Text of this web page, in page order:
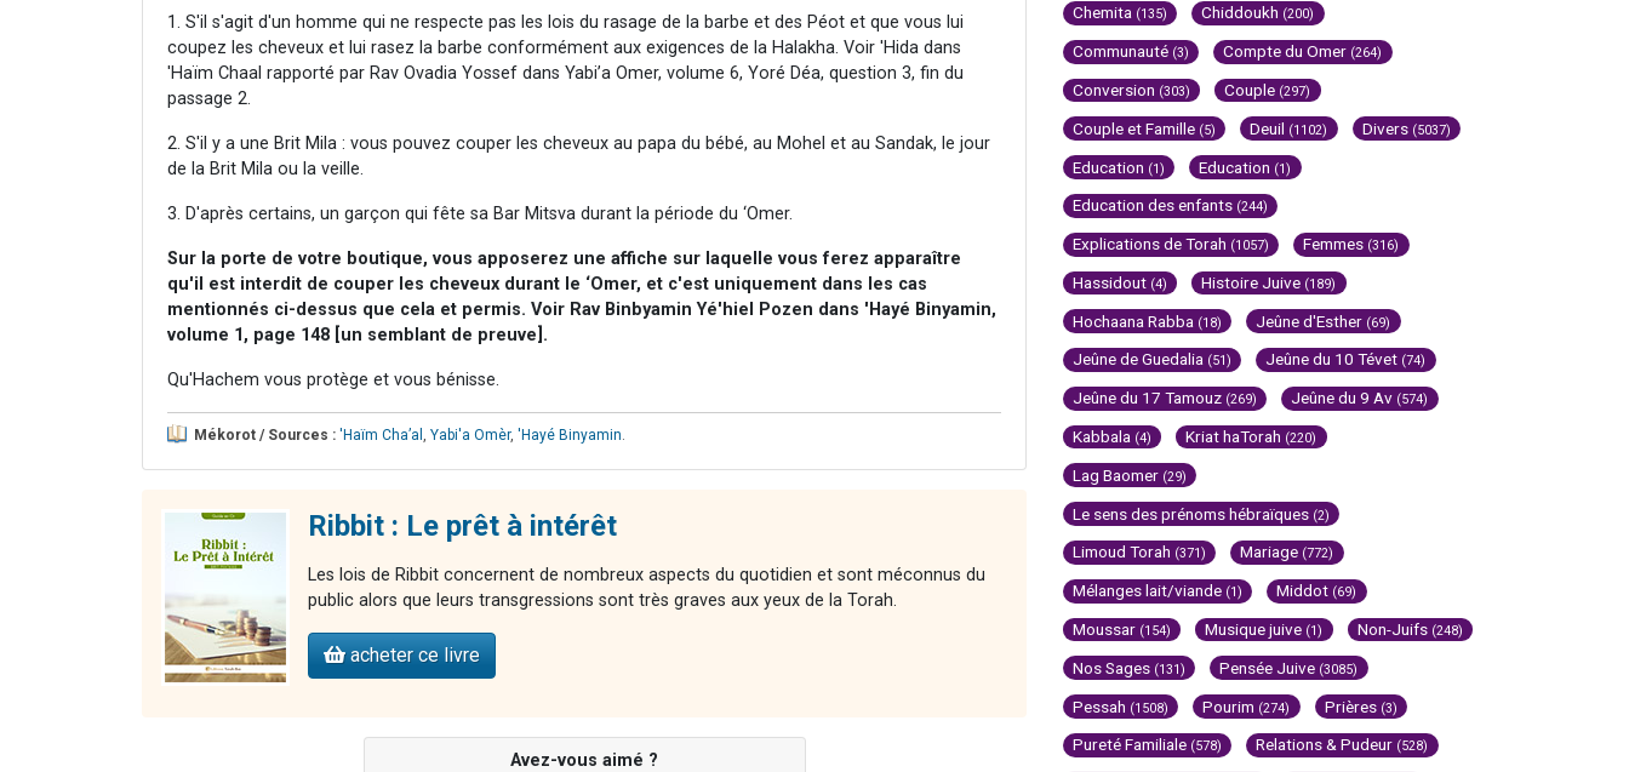
1. S'il s'agit d'un homme qui ne respecte pas les lois du rasage de la barbe et des Péot et que vous lui
coupez les cheveux et lui rasez la barbe conformément aux exigences de la Halakha. Voir 'Hida dans
'Haïm Chaal rapporté par Rav Ovadia Yossef dans Yabi’a Omer, volume 6, Yoré Déa, question 3, fin du
passage 2.
2. S'il y a une Brit Mila : vous pouvez couper les cheveux au papa du bébé, au Mohel et au Sandak, le jour
de la Brit Mila ou la veille.
3. D'après certains, un garçon qui fête sa Bar Mitsva durant la période du ‘Omer.
Sur la porte de votre boutique, vous apposerez une affiche sur laquelle vous ferez apparaître
qu'il est interdit de couper les cheveux durant le ‘Omer, et c'est uniquement dans les cas
mentionnés ci-dessus que cela et permis. Voir Rav Binbyamin Yé'hiel Pozen dans 'Hayé Binyamin,
volume 1, page 148 [un semblant de preuve].
Qu'Hachem vous protège et vous bénisse.
Mékorot / Sources : 'Haïm Cha’al Yabi'a Omèr, 'Hayé Binyamin
Ribbit : Le prêt à intérêt
Les lois de Ribbit concernent de nombreux aspects du quotidien et sont méconnus du
public alors que leurs transgressions sont très graves aux yeux de la Torah.
acheter ce livre
Avez-vous aimé ?
Chemita (135) Chiddoukh (200)
Communauté (3) Compte du Omer (264)
Conversion (303) Couple (297)
Couple et Famille (5) Deuil (1102) Divers (5037)
Education (1) Education (1)
Education des enfants (244)
Explications de Torah (1057) Femmes (316)
Hassidout (4) Histoire Juive (189)
Hochaana Rabba (18) Jeûne d'Esther (69)
Jeûne de Guedalia (51) Jeûne du 10 Tévet (74)
Jeûne du 17 Tamouz (269) Jeûne du 9 Av (574)
Kabbala (4) Kriat haTorah (220)
Lag Baomer (29)
Le sens des prénoms hébraïques (2)
Limoud Torah (371) Mariage (772)
Mélanges lait/viande (1) Middot (69)
Moussar (154) Musique juive (1) Non-Juifs (248)
Nos Sages (131) Pensée Juive (3085)
Pessah (1508) Pourim (274) Prières (3)
Pureté Familiale (578) Relations & Pudeur (528)